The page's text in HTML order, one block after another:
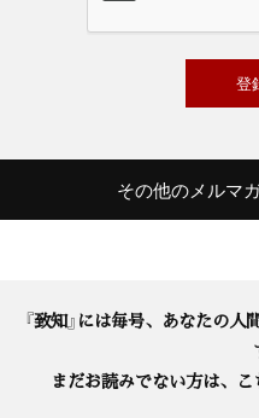
その他のメルマ
『致知』には毎号、あなたの
まだお読みでない方は、こ